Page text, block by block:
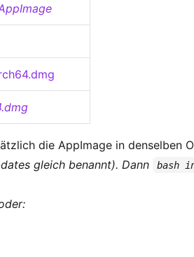
die AppImage in denselben
gleich benannt). Dann
bash